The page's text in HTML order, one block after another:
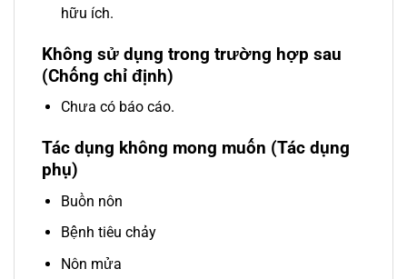
hữu ích.
Không sử dụng trong trường hợp sau
(Chống chỉ định)
Chưa có báo cáo.
Tác dụng không mong muốn (Tác dụng
phụ)
Buồn nôn
Bệnh tiêu chảy
Nôn mửa